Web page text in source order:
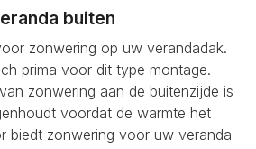
buiten
zonwering op uw verandadak.
prima voor dit type montage.
zonwering aan de buitenzijde is
voordat de warmte het
biedt zonwering voor uw veranda